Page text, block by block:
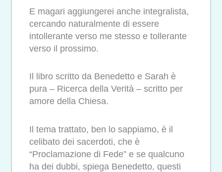
E magari aggiungerei anche integralista,
cercando naturalmente di essere
intollerante verso me stesso e tollerante
verso il prossimo.
Il libro scritto da Benedetto e Sarah è
pura – Ricerca della Verità – scritto per
amore della Chiesa.
Il tema trattato, ben lo sappiamo, è il
celibato dei sacerdoti, che è
“Proclamazione di Fede” e se qualcuno
ha dei dubbi, spiega Benedetto, questi